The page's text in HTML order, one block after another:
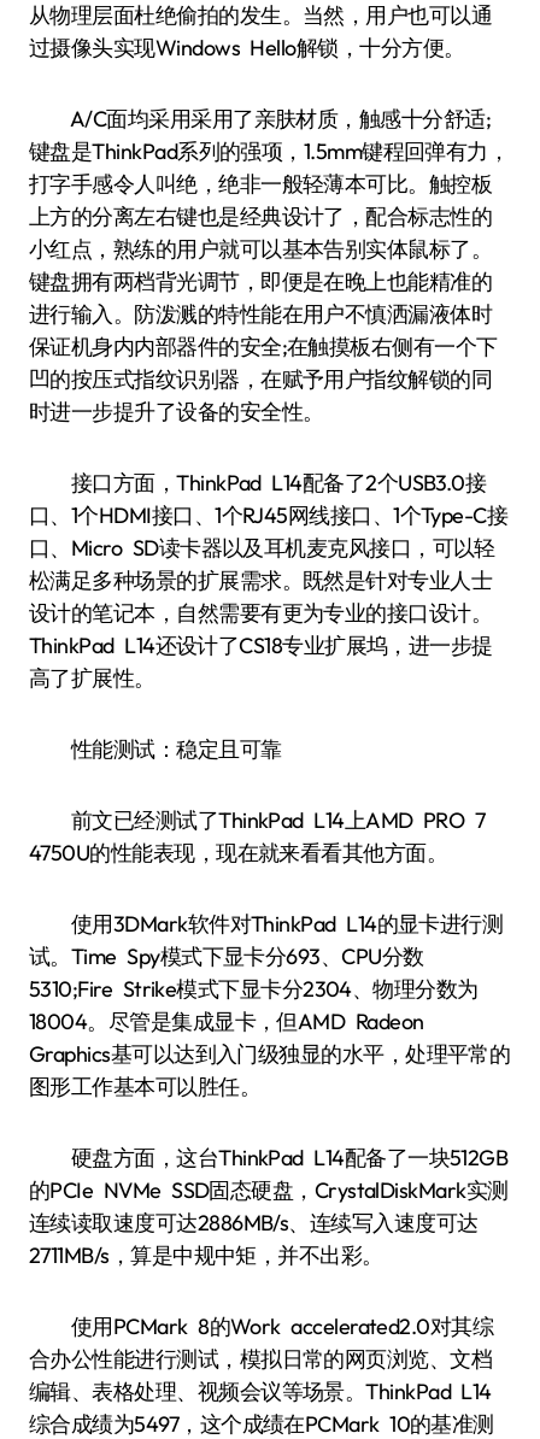
从物理层面杜绝偷拍的发生。当然，用户也可以通
过摄像头实现Windows Hello解锁，十分方便。
A/C面均采用采用了亲肤材质，触感十分舒适;
键盘是ThinkPad系列的强项，1.5mm键程回弹有力，
打字手感令人叫绝，绝非一般轻薄本可比。触控板
上方的分离左右键也是经典设计了，配合标志性的
小红点，熟练的用户就可以基本告别实体鼠标了。
键盘拥有两档背光调节，即便是在晚上也能精准的
进行输入。防泼溅的特性能在用户不慎洒漏液体时
保证机身内内部器件的安全;在触摸板右侧有一个下
凹的按压式指纹识别器，在赋予用户指纹解锁的同
时进一步提升了设备的安全性。
接口方面，ThinkPad L14配备了2个USB3.0接
口、1个HDMI接口、1个RJ45网线接口、1个Type-C接
口、Micro SD读卡器以及耳机麦克风接口，可以轻
松满足多种场景的扩展需求。既然是针对专业人士
设计的笔记本，自然需要有更为专业的接口设计。
ThinkPad L14还设计了CS18专业扩展坞，进一步提
高了扩展性。
性能测试：稳定且可靠
前文已经测试了ThinkPad L14上AMD PRO 7
4750U的性能表现，现在就来看看其他方面。
使用3DMark软件对ThinkPad L14的显卡进行测
试。Time Spy模式下显卡分693、CPU分数
5310;Fire Strike模式下显卡分2304、物理分数为
18004。尽管是集成显卡，但AMD Radeon
Graphics基可以达到入门级独显的水平，处理平常的
图形工作基本可以胜任。
硬盘方面，这台ThinkPad L14配备了一块512GB
的PCIe NVMe SSD固态硬盘，CrystalDiskMark实测
连续读取速度可达2886MB/s、连续写入速度可达
2711MB/s，算是中规中矩，并不出彩。
使用PCMark 8的Work accelerated2.0对其综
合办公性能进行测试，模拟日常的网页浏览、文档
编辑、表格处理、视频会议等场景。ThinkPad L14
综合成绩为5497，这个成绩在PCMark 10的基准测